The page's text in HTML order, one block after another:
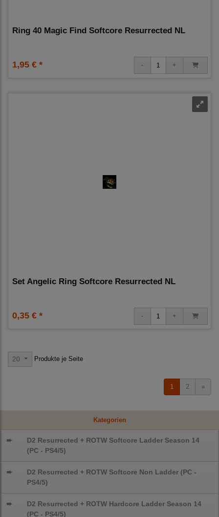
Kategorien
➨
D2 Resurrected + ROTW Softcore Ladder Season 14
(PC - PS4/5)
➨
D2 Resurrected + ROTW Softcore Non Ladder (PC -
PS4/5)
➨
D2 Resurrected + ROTW Hardcore Ladder Season 14
(PC - PS4/5)
Ring 40 Magic Find Softcore Resurrected NL
1,95 € *
Set Angelic Ring Softcore Resurrected NL
0,35 € *
20 Produkte je Seite
1 2 »